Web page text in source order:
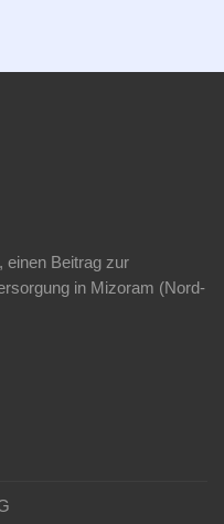
einen Beitrag zur
in Mizoram (Nord-